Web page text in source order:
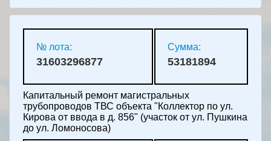
№ лота:
31603296877
Сумма:
53181894
Капитальный ремонт магистральных
трубопроводов ТВС объекта "Коллектор по ул.
Кирова от ввода в д. 856" (участок от ул. Пушкина
до ул. Ломоносова)